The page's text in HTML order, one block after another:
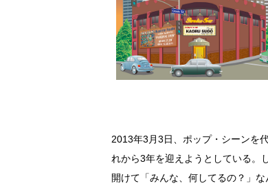
2013年3月3日、ポップ・シーンを
れから3年を迎えようとしている。
開けて「みんな、何してるの？」